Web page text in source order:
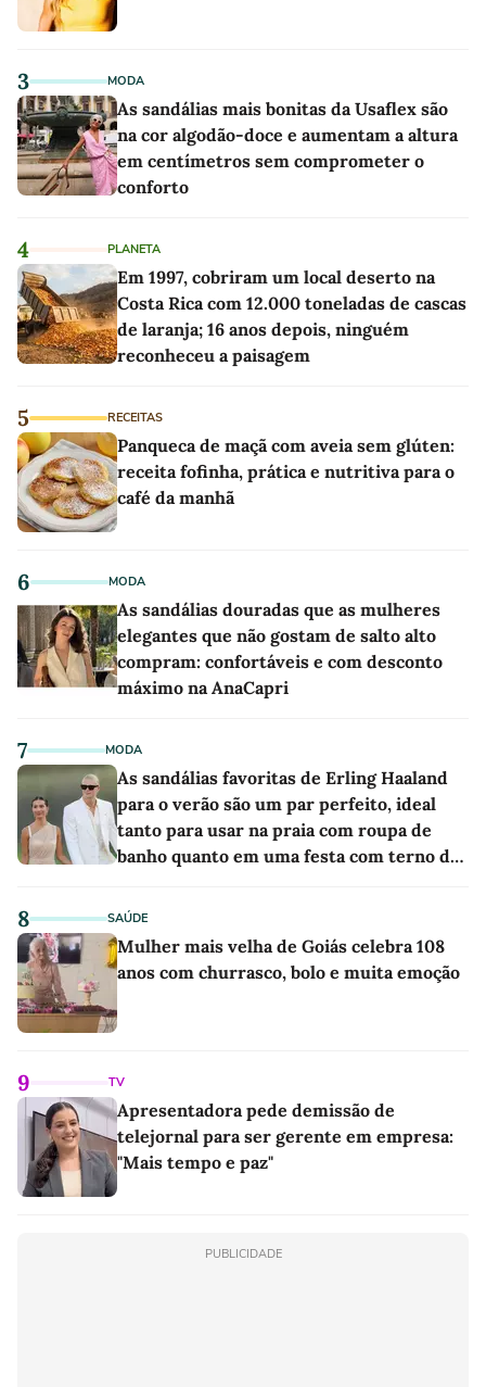
3 MODA
As sandálias mais bonitas da Usaflex são
na cor algodão-doce e aumentam a altura
em centímetros sem comprometer o
conforto
4 PLANETA
Em 1997, cobriram um local deserto na
Costa Rica com 12.000 toneladas de cascas
de laranja; 16 anos depois, ninguém
reconheceu a paisagem
5 RECEITAS
Panqueca de maçã com aveia sem glúten:
receita fofinha, prática e nutritiva para o
café da manhã
6 MODA
As sandálias douradas que as mulheres
elegantes que não gostam de salto alto
compram: confortáveis e com desconto
máximo na AnaCapri
7 MODA
As sandálias favoritas de Erling Haaland
para o verão são um par perfeito, ideal
tanto para usar na praia com roupa de
banho quanto em uma festa com terno de
8 SAÚDE
Mulher mais velha de Goiás celebra 108
anos com churrasco, bolo e muita emoção
9 TV
Apresentadora pede demissão de
telejornal para ser gerente em empresa:
"Mais tempo e paz"
PUBLICIDADE